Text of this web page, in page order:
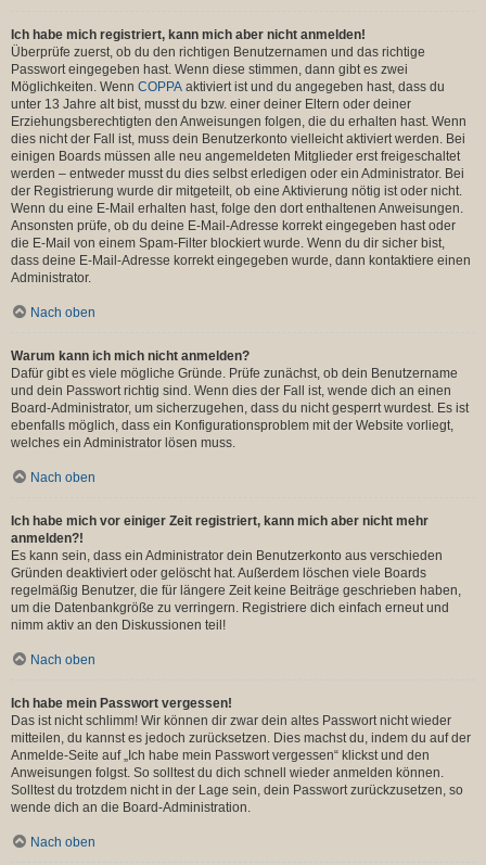
Ich habe mich registriert, kann mich aber nicht anmelden!
Überprüfe zuerst, ob du den richtigen Benutzernamen und das richtige
Passwort eingegeben hast. Wenn diese stimmen, dann gibt es zwei
Möglichkeiten. Wenn COPPA aktiviert ist und du angegeben hast, dass du
unter 13 Jahre alt bist, musst du bzw. einer deiner Eltern oder deiner
Erziehungsberechtigten den Anweisungen folgen, die du erhalten hast. Wenn
dies nicht der Fall ist, muss dein Benutzerkonto vielleicht aktiviert werden. Bei
einigen Boards müssen alle neu angemeldeten Mitglieder erst freigeschaltet
werden – entweder musst du dies selbst erledigen oder ein Administrator. Bei
der Registrierung wurde dir mitgeteilt, ob eine Aktivierung nötig ist oder nicht.
Wenn du eine E-Mail erhalten hast, folge den dort enthaltenen Anweisungen.
Ansonsten prüfe, ob du deine E-Mail-Adresse korrekt eingegeben hast oder
die E-Mail von einem Spam-Filter blockiert wurde. Wenn du dir sicher bist,
dass deine E-Mail-Adresse korrekt eingegeben wurde, dann kontaktiere einen
Administrator.
Nach oben
Warum kann ich mich nicht anmelden?
Dafür gibt es viele mögliche Gründe. Prüfe zunächst, ob dein Benutzername
und dein Passwort richtig sind. Wenn dies der Fall ist, wende dich an einen
Board-Administrator, um sicherzugehen, dass du nicht gesperrt wurdest. Es ist
ebenfalls möglich, dass ein Konfigurationsproblem mit der Website vorliegt,
welches ein Administrator lösen muss.
Nach oben
Ich habe mich vor einiger Zeit registriert, kann mich aber nicht mehr
anmelden?!
Es kann sein, dass ein Administrator dein Benutzerkonto aus verschieden
Gründen deaktiviert oder gelöscht hat. Außerdem löschen viele Boards
regelmäßig Benutzer, die für längere Zeit keine Beiträge geschrieben haben,
um die Datenbankgröße zu verringern. Registriere dich einfach erneut und
nimm aktiv an den Diskussionen teil!
Nach oben
Ich habe mein Passwort vergessen!
Das ist nicht schlimm! Wir können dir zwar dein altes Passwort nicht wieder
mitteilen, du kannst es jedoch zurücksetzen. Dies machst du, indem du auf der
Anmelde-Seite auf „Ich habe mein Passwort vergessen“ klickst und den
Anweisungen folgst. So solltest du dich schnell wieder anmelden können.
Solltest du trotzdem nicht in der Lage sein, dein Passwort zurückzusetzen, so
wende dich an die Board-Administration.
Nach oben